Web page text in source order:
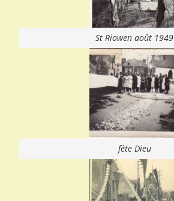
St Riowen août 1949
fête Dieu